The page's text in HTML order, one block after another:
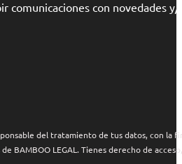
comunicaciones con novedades
del tratamiento de tus datos, con
BAMBOO LEGAL. Tienes derecho de